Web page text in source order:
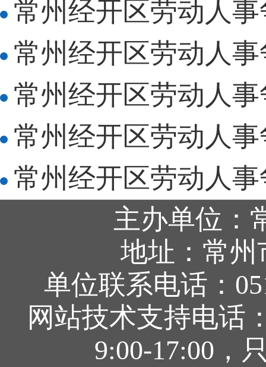
常州经开区劳动人
常州经开区劳动人
常州经开区劳动人
常州经开区劳动人
常州经开区劳动人
主办单位：
地址：常州
单位联系电话：
网站技术支持电话
9:00-17:00，